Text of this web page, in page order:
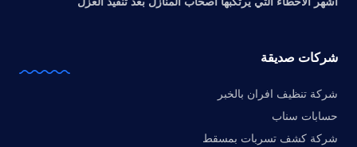
شركات صديقة
شركة تنظيف افران بالخبر
حسابات سناب
شركة كشف تسربات بمسقط